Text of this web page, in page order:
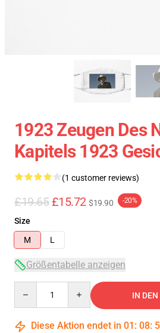
1923 Zeugen Des
Kapitels 1923
(1 customer reviews)
£19.65 £15.72 $19.90 -20%
Size
M
L
Größentabelle anzeigen
IN
Diese Aktion endet in 01 : 08: